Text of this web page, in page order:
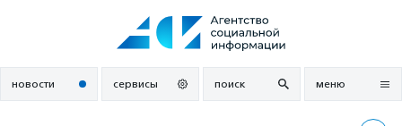
новости сервисы поиск меню